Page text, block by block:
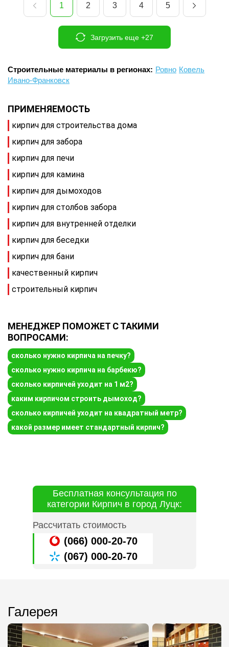
1 2 3 4 5
Загрузить еще +27
Строительные материалы в регионах: Ровно Ковель
Ивано-Франковск
ПРИМЕНЯЕМОСТЬ
кирпич для строительства дома
кирпич для забора
кирпич для печи
кирпич для камина
кирпич для дымоходов
кирпич для столбов забора
кирпич для внутренней отделки
кирпич для беседки
кирпич для бани
качественный кирпич
строительный кирпич
МЕНЕДЖЕР ПОМОЖЕТ С ТАКИМИ
ВОПРОСАМИ:
сколько нужно кирпича на печку?
сколько нужно кирпича на барбекю?
сколько кирпичей уходит на 1 м2?
каким кирпичом строить дымоход?
сколько кирпичей уходит на квадратный метр?
какой размер имеет стандартный кирпич?
Бесплатная консультация по
категории Кирпич в город Луцк:
Рассчитать стоимость
(066) 000-20-70
(067) 000-20-70
Галерея